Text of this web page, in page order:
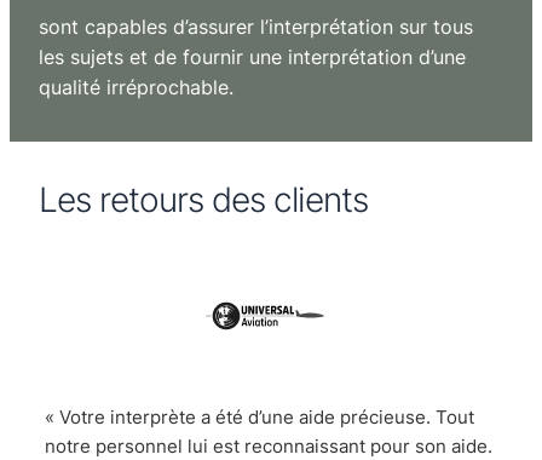
sont capables d’assurer l’interprétation sur tous
les sujets et de fournir une interprétation d’une
qualité irréprochable.
Les retours des clients
« Votre interprète a été d’une aide précieuse. Tout
notre personnel lui est reconnaissant pour son aide.